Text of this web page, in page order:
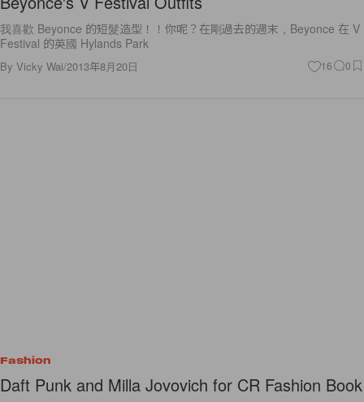
我喜歡 Beyonce 的短髮造型！！你呢？在剛過去的週末，Beyonce 在 V
Festival 的英國 Hylands Park
By Vicky Wai/2013年8月20日 16 0
Fashion
Daft Punk and Milla Jovovich for CR Fashion Book